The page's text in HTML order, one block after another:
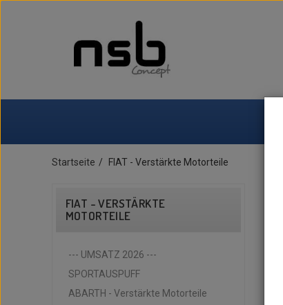
Startseite FIAT - Verstärkte Motorteile
FIAT - VERSTÄRKTE
MOTORTEILE
--- UMSATZ 2026 ---
SPORTAUSPUFF
ABARTH - Verstärkte Motorteile